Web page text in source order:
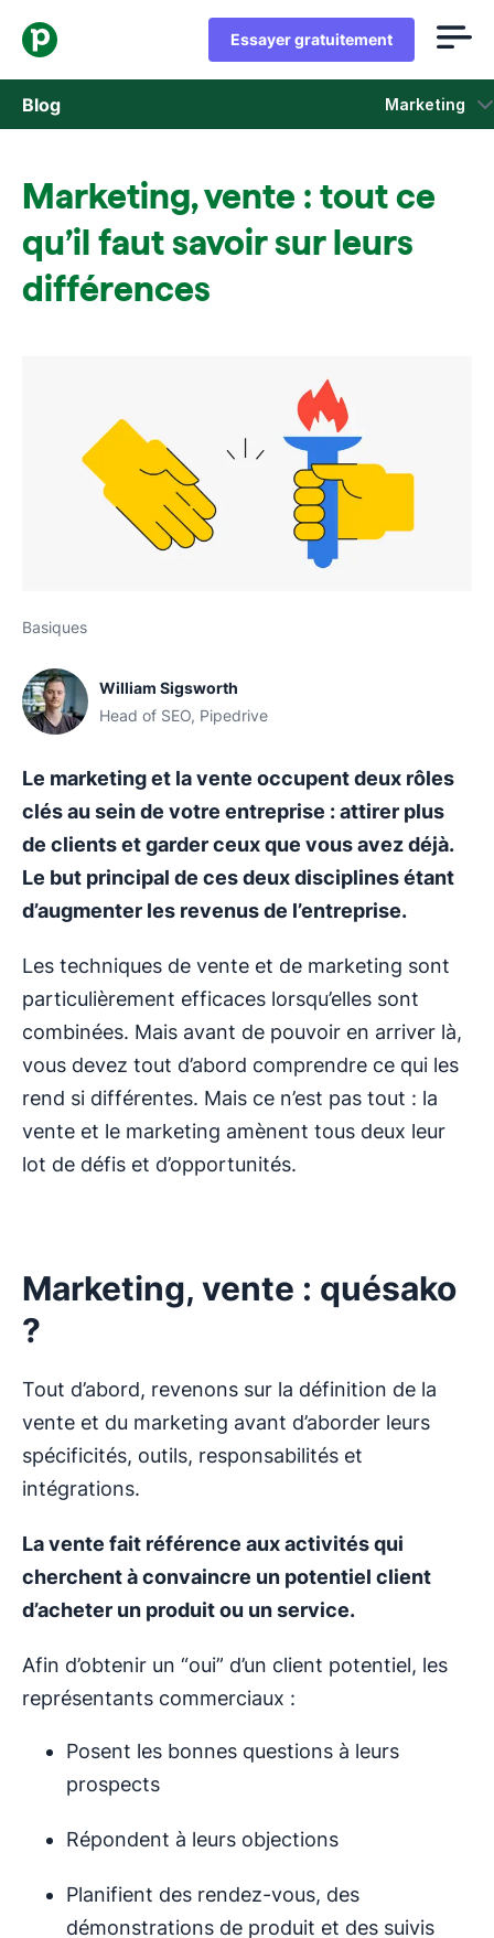
Essayer gratuitement
Blog Marketing
Marketing
Actus Produit
Marketing, vente : tout ce
qu’il faut savoir sur leurs
différences
Basiques
William Sigsworth
Head of SEO, Pipedrive
Le marketing et la vente occupent deux rôles
clés au sein de votre entreprise : attirer plus
de clients et garder ceux que vous avez déjà.
Le but principal de ces deux disciplines étant
d’augmenter les revenus de l’entreprise.
Les techniques de vente et de marketing sont
particulièrement efficaces lorsqu’elles sont
combinées. Mais avant de pouvoir en arriver là,
vous devez tout d’abord comprendre ce qui les
rend si différentes. Mais ce n’est pas tout : la
vente et le marketing amènent tous deux leur
lot de défis et d’opportunités.
Marketing, vente : quésako
?
Tout d’abord, revenons sur la définition de la
vente et du marketing avant d’aborder leurs
spécificités, outils, responsabilités et
intégrations.
La vente fait référence aux activités qui
cherchent à convaincre un potentiel client
d’acheter un produit ou un service.
Afin d’obtenir un “oui” d’un client potentiel, les
représentants commerciaux :
Posent les bonnes questions à leurs
prospects
Répondent à leurs objections
Planifient des rendez-vous, des
démonstrations de produit et des suivis